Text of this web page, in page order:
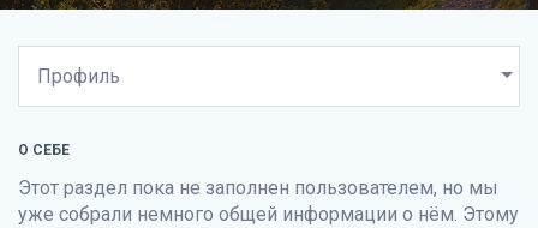
О СЕБЕ
Этот раздел пока не заполнен пользователем, но мы
уже собрали немного общей информации о нём. Этому